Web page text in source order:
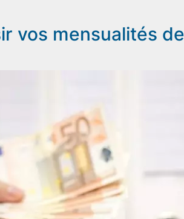
vos mensualités